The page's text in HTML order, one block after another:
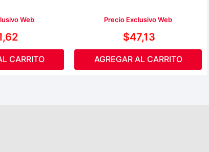
Web
,62
CARRITO
Precio Exclusivo Web
$47,13
AGREGAR AL CARRITO